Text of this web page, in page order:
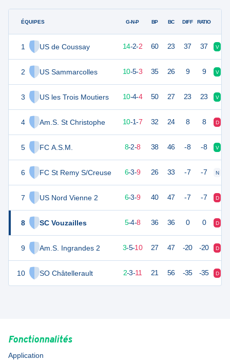
ÉQUIPES
1 US de Coussay
2 US Sammarcolles
3 US les Trois Moutiers
4 Am.S. St Christophe
5 FC A.S.M.
6 FC St Remy S/Creuse
7 US Nord Vienne 2
8 SC Vouzailles
9 Am.S. Ingrandes 2
10 SO Châtellerault
G-N-P BP BC DIFF RATIO
14-2-2 60 23 37 37 V
35 10-5-3 35 26 9 9 V
34 18 10-4-4 50 27 23 23 V
31 10-1-7 32 24 8 8 D
8-2-8 38 46 -8 -8 V
21 18 6-3-9 26 33 -7 -7 N
21 6-3-9 40 47 -7 -7 D
5-4-8 36 36 0 0 D
14 3-5-10 27 47 -20 -20 D
7 2-3-11 21 56 -35 -35 D
Fonctionnalités
Application